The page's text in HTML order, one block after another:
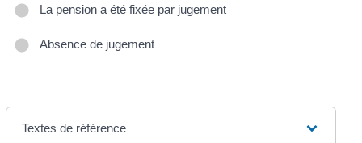
La pension a été fixée par jugement
Absence de jugement
Textes de référence